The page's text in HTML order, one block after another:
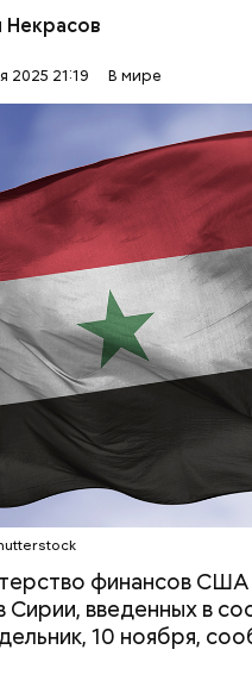
Некрасов
2025 21:19 В мире
финансов США
Сирии, введенных в
10 ноября,
Сокотра,
от остальных
продукт, а
Он стал 30-м
вместе с
что и стало
Людей
проезжей части: как
легковушка сбила
пешеходов в Омске